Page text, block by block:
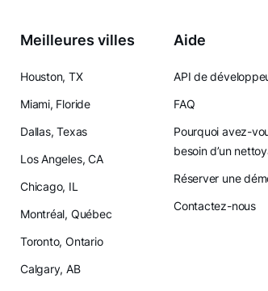
Meilleures villes
Houston, TX
Miami, Floride
Dallas, Texas
Los Angeles, CA
Chicago, IL
Montréal, Québec
Toronto, Ontario
Calgary, AB
Aide
API de
FAQ
Pourquoi avez-
besoin d’un
Réserver une
Contactez-nous